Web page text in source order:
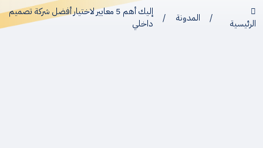
الرئيسية / المدونة /
إليك أهم 5 معايير لاختيار أفضل شركة تصميم
داخلي